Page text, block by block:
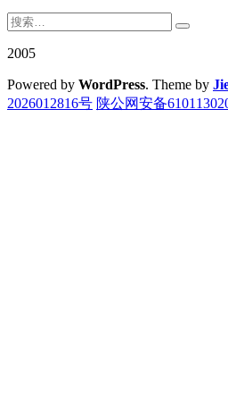
2005
Powered by WordPress. Theme by
2026012816号 陕公网安备